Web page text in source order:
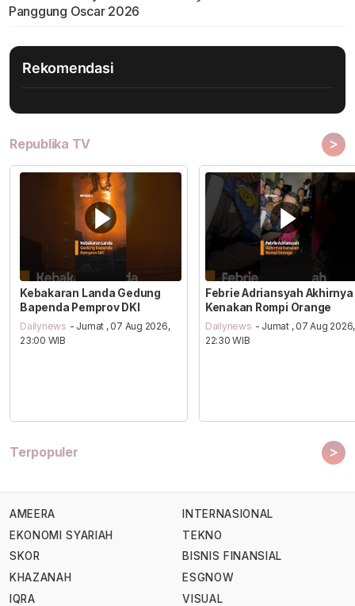
Panggung Oscar 2026
Rekomendasi
Republika TV >
Kebakaran Landa Gedung
Bapenda Pemprov DKI
Dailynews - Jumat , 07 Aug 2026,
23:00 WIB
Febrie Adriansyah Akhirnya
Kenakan Rompi Orange
Dailynews - Jumat , 07 Aug 2026,
22:30 WIB
Terpopuler >
AMEERA
EKONOMI SYARIAH
SKOR
KHAZANAH
IQRA
INTERNASIONAL
TEKNO
BISNIS FINANSIAL
ESGNOW
VISUAL